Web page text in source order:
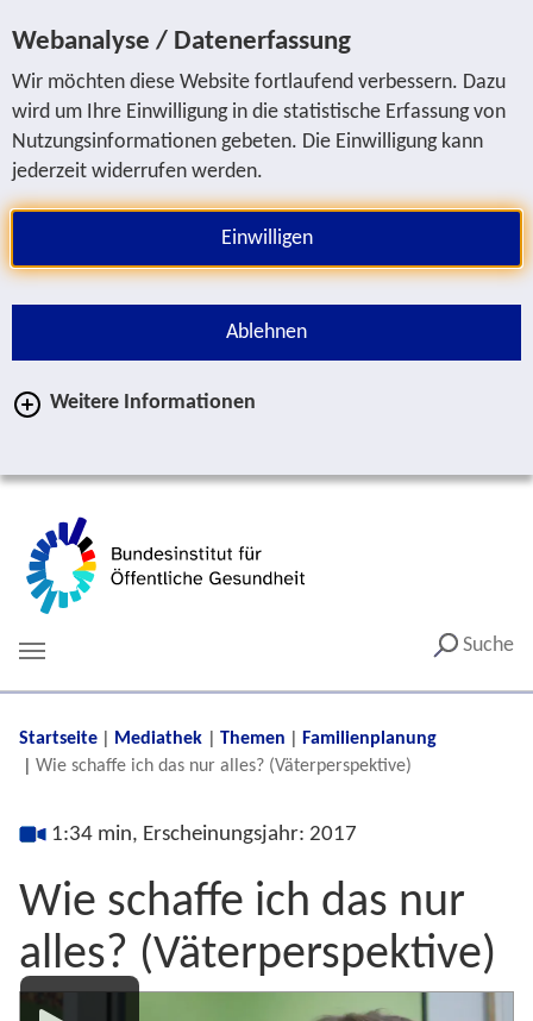
Webanalyse / Datenerfassung
Wir möchten diese Website fortlaufend verbessern. Dazu
wird um Ihre Einwilligung in die statistische Erfassung von
Nutzungsinformationen gebeten. Die Einwilligung kann
jederzeit widerrufen werden.
Einwilligen
Ablehnen
Weitere Informationen
Suche
You are here:
Startseite Mediathek Themen
Familienplanung
Wie schaffe ich das nur alles? (Väterperspektive)
1:34 min, Erscheinungsjahr: 2017
Wie schaffe ich das nur
alles? (Väterperspektive)